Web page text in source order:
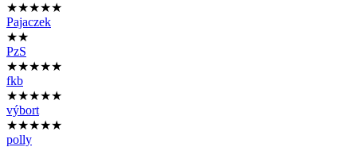
★★★★★
Pajaczek
★★
PzS
★★★★★
fkb
★★★★★
výbort
★★★★★
polly